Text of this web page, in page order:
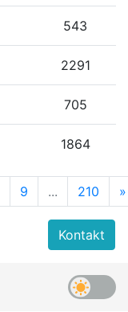
543
2291
705
1864
9 ... 210 »
Kontakt